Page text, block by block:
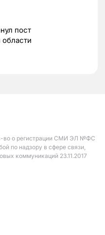
пост
во о регистрации СМИ ЭЛ №ФС
по надзору в сфере связи,
коммуникаций 23.11.2017